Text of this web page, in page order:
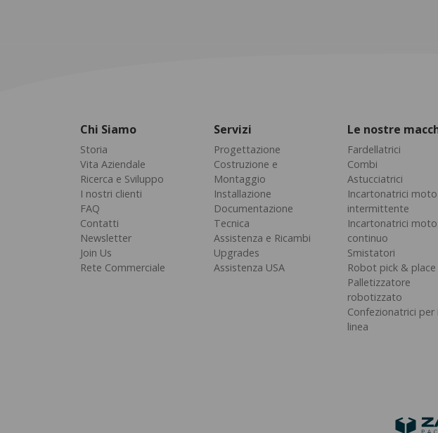
Chi Siamo
Storia
Vita Aziendale
Ricerca e Sviluppo
I nostri clienti
FAQ
Contatti
Newsletter
Join Us
Rete Commerciale
Servizi
Progettazione
Costruzione e
Montaggio
Installazione
Documentazione
Tecnica
Assistenza e Ricambi
Upgrades
Assistenza USA
Le nostre
Fardellatrici
Combi
Astucciatrici
Incartonatrici moto
intermittente
Incartonatrici moto
continuo
Smistatori
Robot pick & place
Palletizzatore
robotizzato
Confezionatrici per
linea